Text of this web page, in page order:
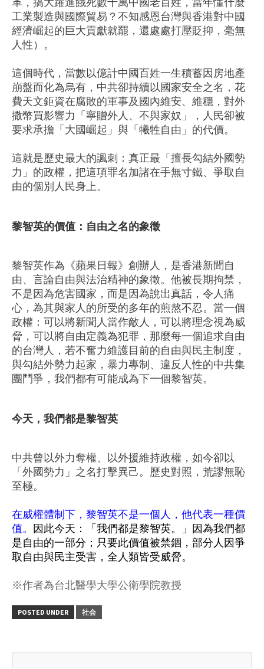
工業製造與國際貿易？不知感恩台灣與香港對中國
經濟崛起的巨大貢獻就罷，還處處打壓貶抑，毫無
人性）。
這個時代，當數以億計中國百姓一生積蓄因房地產
崩盤而化為烏有，中共卻持續以國家安全之名，花
費天文鉅資在腐敗的軍事及國內維安、維穩，對外
撒幣買影響力「寧贈外人、不與家奴」，人民卻被
要求承擔「大國崛起」與「犧牲自由」的代價。
這就是歷史最大的諷刺：真正最「擅長勾結外國勢
力」的政權，把這項罪名加諸在手無寸鐵、爭取自
由的個別人民身上。
黎智英的價值：自由之名的象徵
黎智英作為《蘋果日報》創辦人，是香港新聞自
由、言論自由與法治精神的象徵。他被長期拘禁，
不是因為危害國家，而是因為說出真話，令人痛
心，為其與家人的所受的多年的煎熬不忍。當一個
政權：可以將新聞人當作敵人，可以將理念視為威
脅，可以將自由定義為犯罪，那麼每一個追求自由
的台灣人，若不奮力維護目前的自由與民主制度，
與勾結外勢力起家，暴力專制、違反人性的中共集
團鬥爭，我們都有可能成為下一個黎智英。
今天，我們都是黎智英
中共曾以外力奪權、以外援維持政權，如今卻以
「外國勢力」之名打擊異己。歷史對照，荒謬無恥
至極。
在威權體制下，黎智英不是一個人，他代表一種價
值。
因此今天：「我們都是黎智英。」因為我們都
是自由的一部分；只要此價值被禁錮，部分人因爭
取自由與民主受害，全人類皆受威脅。
※作者為台北醫學大學公衛學院教授
POSTED UNDER 社会